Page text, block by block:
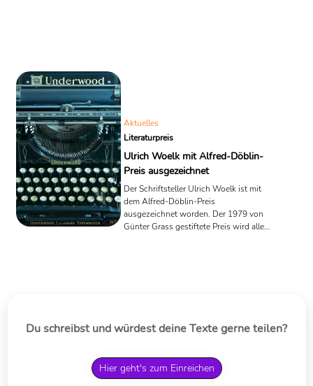
Aktuelles
Literaturpreis
Ulrich Woelk mit Alfred-Döblin-
Preis ausgezeichnet
Der Schriftsteller Ulrich Woelk ist mit
dem Alfred-Döblin-Preis
ausgezeichnet worden. Der 1979 von
Günter Grass gestiftete Preis wird alle
Du schreibst und würdest deine Texte gerne teilen?
Hier geht's zum Einreichen